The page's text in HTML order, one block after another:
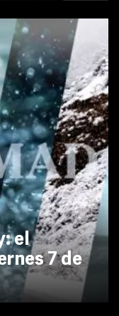
el
7 de